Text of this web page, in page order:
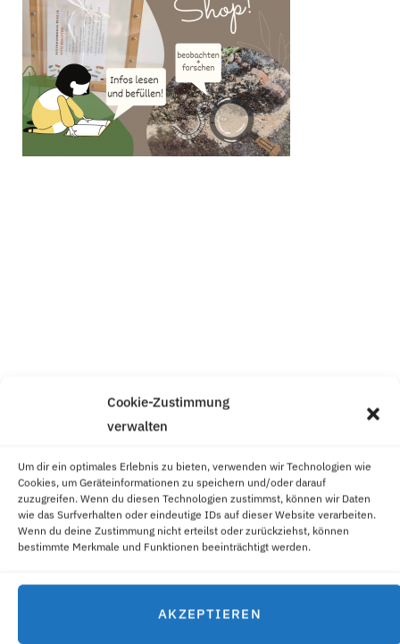
Cookie-Zustimmung
verwalten
Um dir ein optimales Erlebnis zu bieten, verwenden wir Technologien wie
Cookies, um Geräteinformationen zu speichern und/oder darauf
zuzugreifen. Wenn du diesen Technologien zustimmst, können wir Daten
wie das Surfverhalten oder eindeutige IDs auf dieser Website verarbeiten.
Wenn du deine Zustimmung nicht erteilst oder zurückziehst, können
bestimmte Merkmale und Funktionen beeinträchtigt werden.
AKZEPTIEREN